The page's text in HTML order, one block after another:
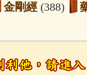
金剛經 (388)
地藏經(225)
聖救度佛母(